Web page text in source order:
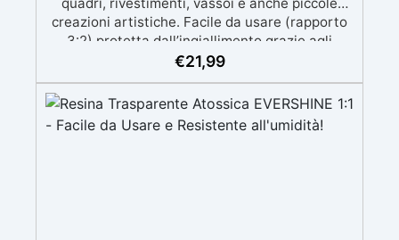
creazioni artistiche. Facile da usare (rapporto
3:2) protetta dall’ingiallimento grazie agli
speciali filtri UV Formula densa : non cola via,
in 12-24h garantendo una superficie lucida e
brillante
€21,99